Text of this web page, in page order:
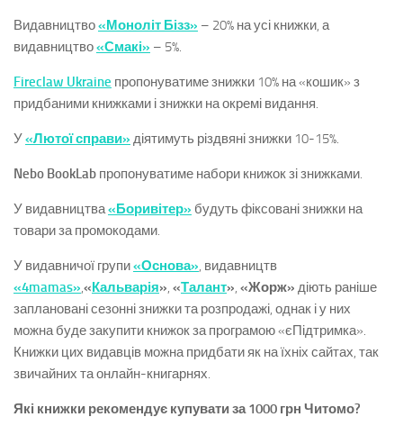
Видавництво«Моноліт Бізз» – 20% на усі книжки, а
видавництво«Смакі» – 5%.
Fireclaw Ukraine пропонуватиме знижки 10% на «кошик» з
придбаними книжками і знижки на окремі видання.
У«Лютої справи» діятимуть різдвяні знижки 10-15%.
Nebo BookLab пропонуватиме набори книжок зі знижками.
У видавництва«Боривітер» будуть фіксовані знижки на
товари за промокодами.
У видавничої групи«Основа», видавництв
«4mamas»,«Кальварія», «Талант», «Жорж» діють раніше
заплановані сезонні знижки та розпродажі, однак і у них
можна буде закупити книжок за програмою «єПідтримка».
Книжки цих видавців можна придбати як на їхніх сайтах, так
звичайних та онлайн-книгарнях.
Які книжки рекомендує купувати за 1000 грн Читомо?